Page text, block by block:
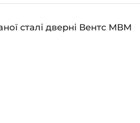
сталі дверні Вентс МВМ